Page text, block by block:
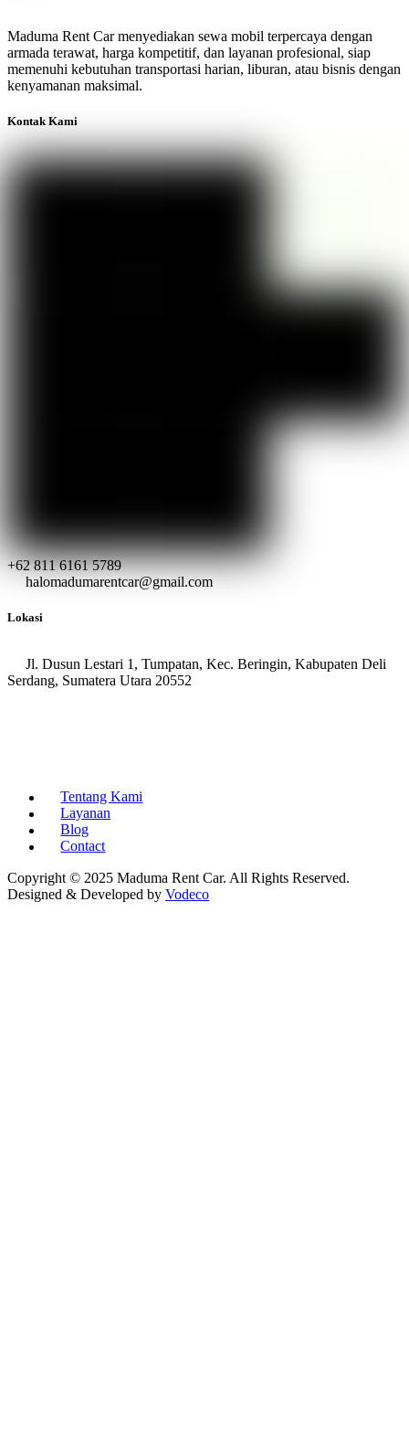
Maduma Rent Car menyediakan sewa mobil terpercaya dengan
armada terawat, harga kompetitif, dan layanan profesional, siap
memenuhi kebutuhan transportasi harian, liburan, atau bisnis dengan
kenyamanan maksimal.
Kontak Kami
+62 811 6161 5789
halomadumarentcar@gmail.com
Lokasi
Jl. Dusun Lestari 1, Tumpatan, Kec. Beringin, Kabupaten Deli
Serdang, Sumatera Utara 20552
Tentang Kami
Layanan
Blog
Contact
Copyright © 2025 Maduma Rent Car. All Rights Reserved.
Designed & Developed by Vodeco